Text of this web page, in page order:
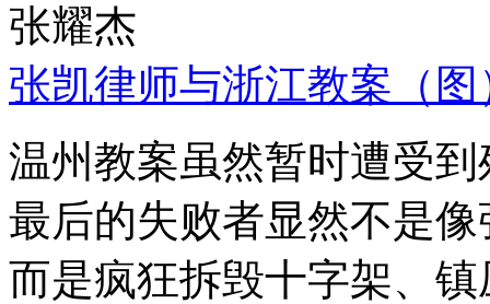
张耀杰
张凯律师与浙江教案（图
温州教案虽然暂时遭受
最后的失败者显然不是
而是疯狂拆毁十字架、